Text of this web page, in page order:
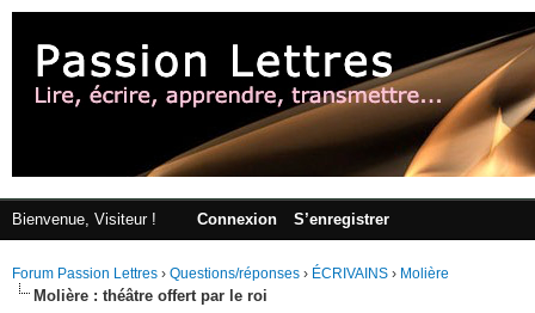
Bienvenue, Visiteur ! Connexion S’enregistrer
Forum Passion Lettres › Questions/réponses › ÉCRIVAINS › Molière
Molière : théâtre offert par le roi